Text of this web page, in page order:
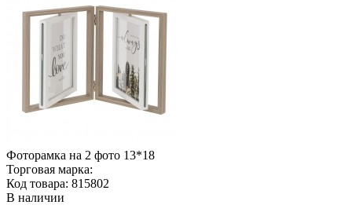
Фоторамка на 2 фото 13*18
Торговая марка:
Код товара: 815802
В наличии